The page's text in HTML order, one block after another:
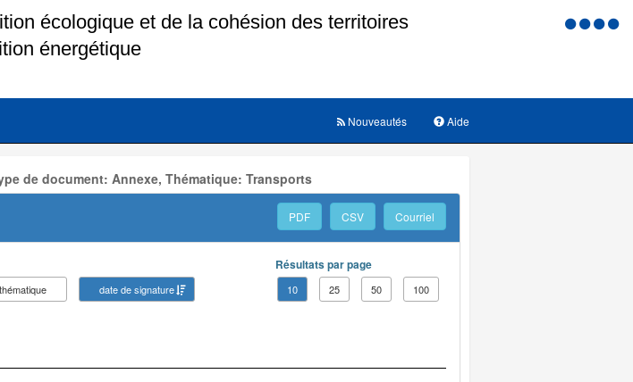
Menu
Aide
Nouveautés
de document: Annexe, Thématique: Transports
PDF CSV Courriel
thématique
date de signature
Résultats par page
10 25 50 100